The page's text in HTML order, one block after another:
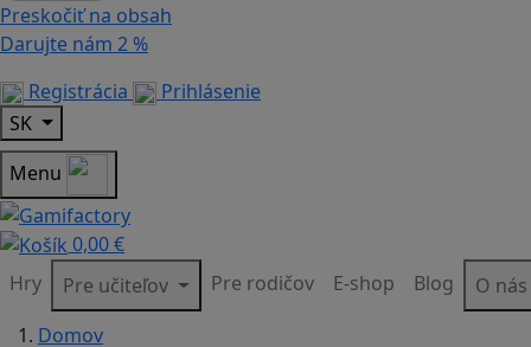
Preskočiť na obsah
Darujte nám 2 %
Registrácia
Prihlásenie
SK
Menu
0,00 €
Hry
Pre učiteľov Pre rodičov E-shop Blog
O nás
Domov